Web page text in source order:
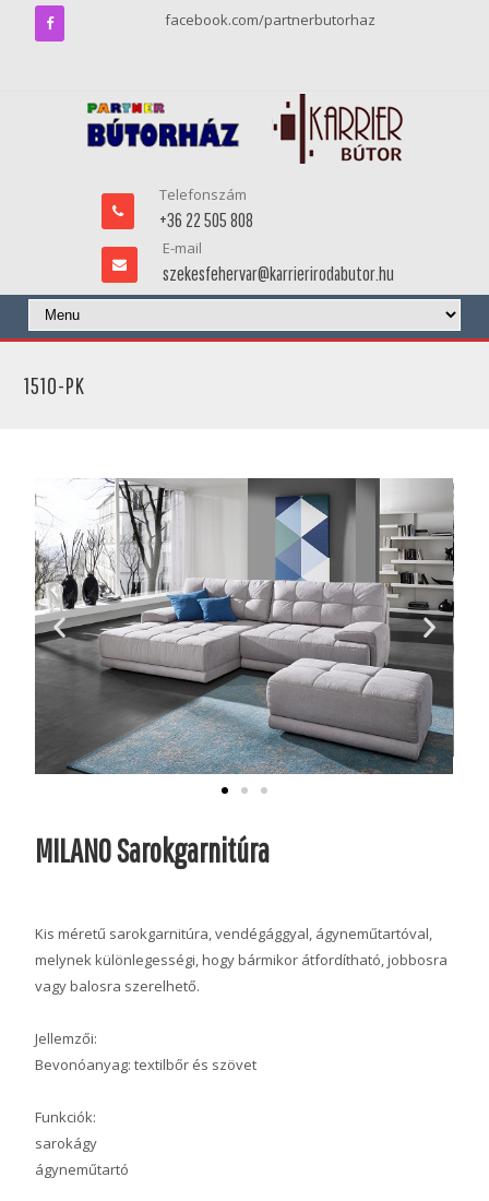
facebook.com/partnerbutorhaz
Telefonszám
+36 22 505 808
E-mail
szekesfehervar@karrierirodabutor.hu
1510-PK
MILANO Sarokgarnitúra
Kis méretű sarokgarnitúra, vendégággyal, ágyneműtartóval,
melynek különlegességi, hogy bármikor átfordítható, jobbosra
vagy balosra szerelhető.
Jellemzői:
Bevonóanyag: textilbőr és szövet
Funkciók:
sarokágy
ágyneműtartó